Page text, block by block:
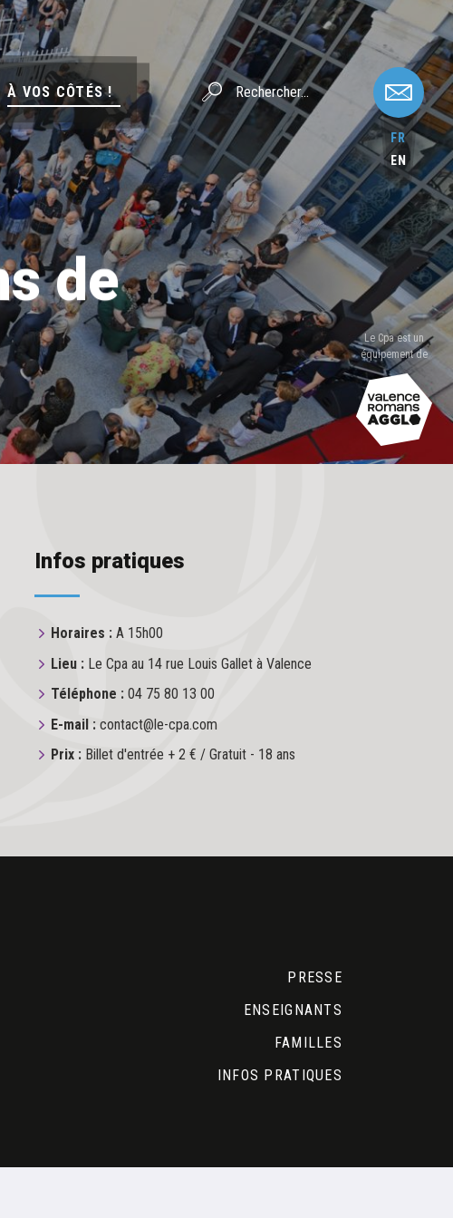
À VOS CÔTÉS !
FR
EN
Le Cpa est un
équipement de
de
Infos pratiques
Horaires : A 15h00
Lieu : Le Cpa au 14 rue Louis Gallet à Valence
Téléphone : 04 75 80 13 00
E-mail : contact@le-cpa.com
Prix : Billet d'entrée + 2 € / Gratuit - 18 ans
PRESSE
ENSEIGNANTS
FAMILLES
INFOS PRATIQUES